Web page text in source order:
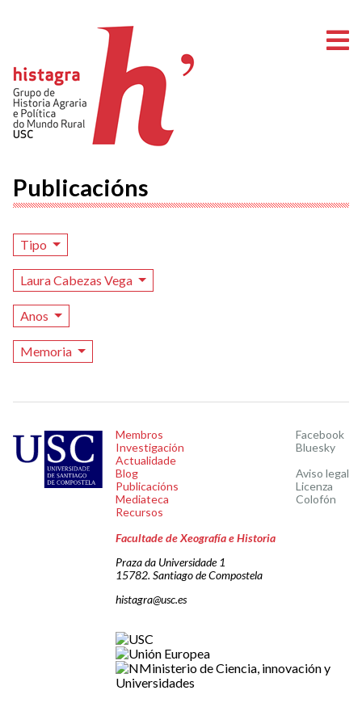
Publicacións
Tipo
Laura Cabezas Vega
Anos
Memoria
Membros
Investigación
Actualidade
Blog
Publicacións
Mediateca
Recursos
Facebook
Bluesky
Aviso legal
Licenza
Colofón
Facultade de Xeografía e Historia
Praza da Universidade 1
15782. Santiago de Compostela
histagra@usc.es